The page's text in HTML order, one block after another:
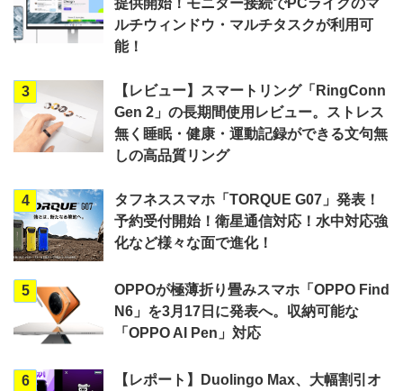
提供開始！モニター接続でPCライクのマ
ルチウィンドウ・マルチタスクが利用可
能！
3
【レビュー】スマートリング「RingConn
Gen 2」の長期間使用レビュー。ストレス
無く睡眠・健康・運動記録ができる文句無
しの高品質リング
4
タフネススマホ「TORQUE G07」発表！
予約受付開始！衛星通信対応！水中対応強
化など様々な面で進化！
5
OPPOが極薄折り畳みスマホ「OPPO Find
N6」を3月17日に発表へ。収納可能な
「OPPO AI Pen」対応
6
【レポート】Duolingo Max、大幅割引オ